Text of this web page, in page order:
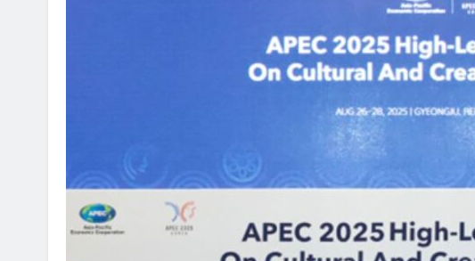
[Russia] 텔레그램 설립자 파벨 두로프 기소
2026년 07월 31일